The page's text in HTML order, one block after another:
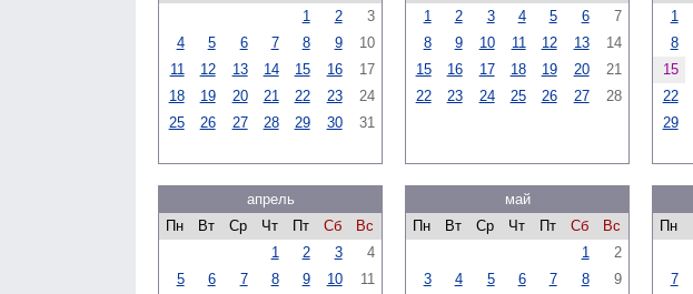
1
2
3
4
5 6 7 8 9
10
11
12 13 14 15 16
17
18
19 20 21 22 23
24
25
26 27 28 29 30 31
1
2 3 4 5 6
7
8
9 10 11 12 13
14
15
16 17 18 19 20
21
22
23 24 25 26 27 28
1
8
15
22
29
апрель
Пн
Вт Ср Чт Пт Сб
Вс
1
2 3
4
5
6 7 8 9 10
11
май
Пн
Вт Ср Чт Пт Сб
Вс
1
2
3
4 5 6 7 8
9
Пн
7